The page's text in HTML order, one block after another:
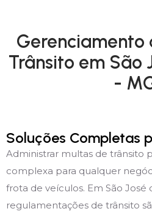
Gerenciamento
Trânsito em São
-
Soluções Completas
Administrar multas de trânsito
complexa para qualquer
frota de veículos. Em São José
regulamentações de trânsito